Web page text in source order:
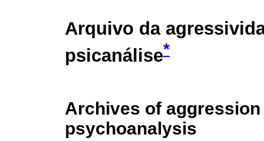
Arquivo da
psicanálise*
Archives of aggression
psychoanalysis